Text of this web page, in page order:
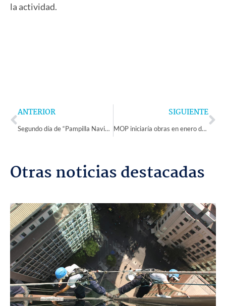
la actividad.
Prev
ANTERIOR
Segundo día de “Pampilla Navideña 2023”: Entretención y variada oferta de productos cautivan a visitantes
SIGUIENTE
MOP iniciaría obras en enero del 2024 Alcalde de Coquimbo compromete apoyo en obras de pavimentación de Callejón Esfuerzo Campesino
Otras noticias destacadas